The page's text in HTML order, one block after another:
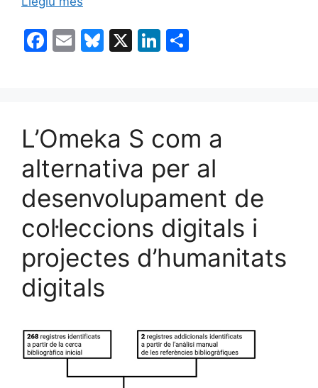
F
b
o
o
k
E
Bl
k
y
X
Li
dI
n
ar
te
ix
L’Omeka S com a
alternativa per al
desenvolupament de
col·leccions digitals i
projectes d’humanitats
digitals